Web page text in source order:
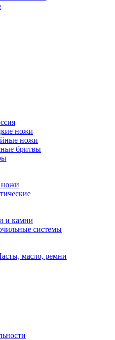
ножи
ножи
бритвы
и камни
системы
масло, ремни